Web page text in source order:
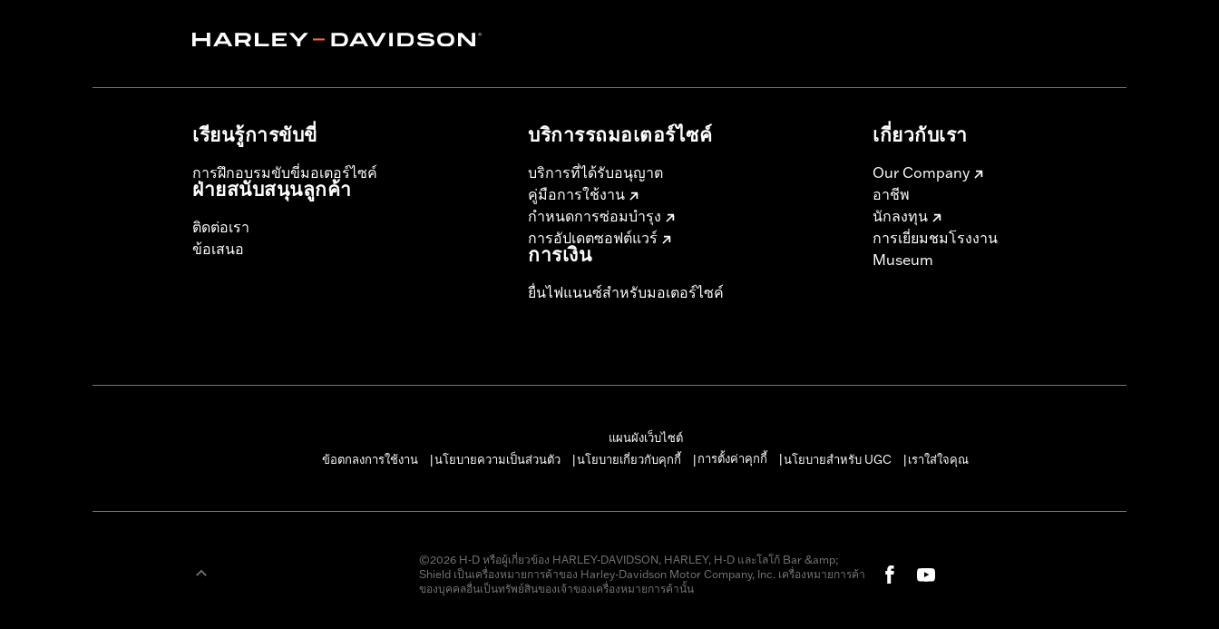
เรียนรู้การขับขี่
การฝึกอบรมขับขี่มอเตอร์ไซค์
ฝ่ายสนับสนุนลูกค้า
ติดต่อเรา
ข้อเสนอ
บริการรถมอเตอร์ไซค์​
บริการที่ได้รับอนุญาต
คู่มือการใช้งาน
กำหนดการซ่อมบำรุง
การอัปเดตซอฟต์แวร์
การเงิน
ยื่นไฟแนนซ์สำหรับมอเตอร์ไซค์
เกี่ยวกับเรา
Our Company
อาชีพ
นักลงทุน
การเยี่ยมชมโรงงาน
Museum
แผนผังเว็บไซต์
ข้อตกลงการใช้งาน
นโยบายความเป็นส่วนตัว นโยบายเกี่ยวกับคุกกี้ การตั้งค่าคุกกี้ นโยบายสำหรับ UGC เราใส่ใจคุณ
©2026 H-D หรือผู้เกี่ยวข้อง HARLEY-DAVIDSON, HARLEY, H-D และโลโก้ Bar &amp;
Shield เป็นเครื่องหมายการค้าของ Harley-Davidson Motor Company, Inc. เครื่องหมายการค้า
ของบุคคลอื่นเป็นทรัพย์สินของเจ้าของเครื่องหมายการค้านั้น